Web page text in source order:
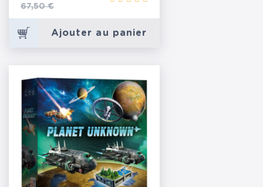
Prix de base
67,50 €
Ajouter au panier